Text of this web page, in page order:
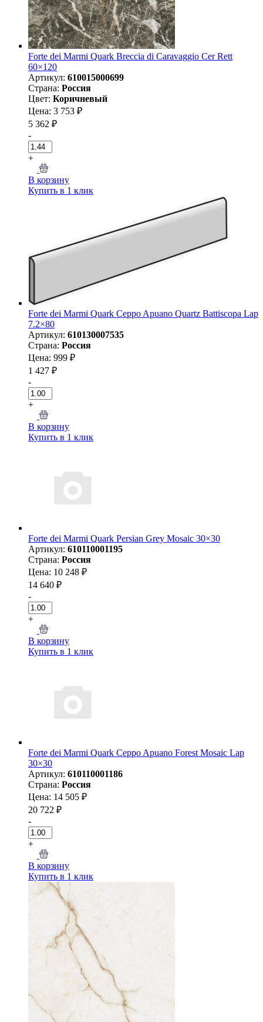
Forte dei Marmi Quark Breccia di Caravaggio Cer Rett
60×120
Артикул: 610015000699
Страна: Россия
Цвет: Коричневый
Цена: 3 753 ₽
5 362 ₽
-
+
В корзину
Купить в 1 клик
Forte dei Marmi Quark Ceppo Apuano Quartz Battiscopa Lap
7.2×80
Артикул: 610130007535
Страна: Россия
Цена: 999 ₽
1 427 ₽
-
+
В корзину
Купить в 1 клик
Forte dei Marmi Quark Persian Grey Mosaic 30×30
Артикул: 610110001195
Страна: Россия
Цена: 10 248 ₽
14 640 ₽
-
+
В корзину
Купить в 1 клик
Forte dei Marmi Quark Ceppo Apuano Forest Mosaic Lap
30×30
Артикул: 610110001186
Страна: Россия
Цена: 14 505 ₽
20 722 ₽
-
+
В корзину
Купить в 1 клик